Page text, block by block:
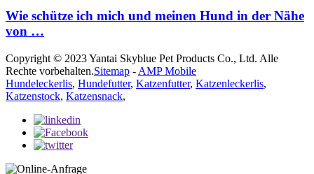
Wie schütze ich mich und meinen Hund in der Nähe
von …
Copyright © 2023 Yantai Skyblue Pet Products Co., Ltd. Alle
Rechte vorbehalten.Sitemap - AMP Mobile
Hundeleckerlis, Hundefutter, Katzenfutter, Katzenleckerlis,
Katzenstock, Katzensnack,